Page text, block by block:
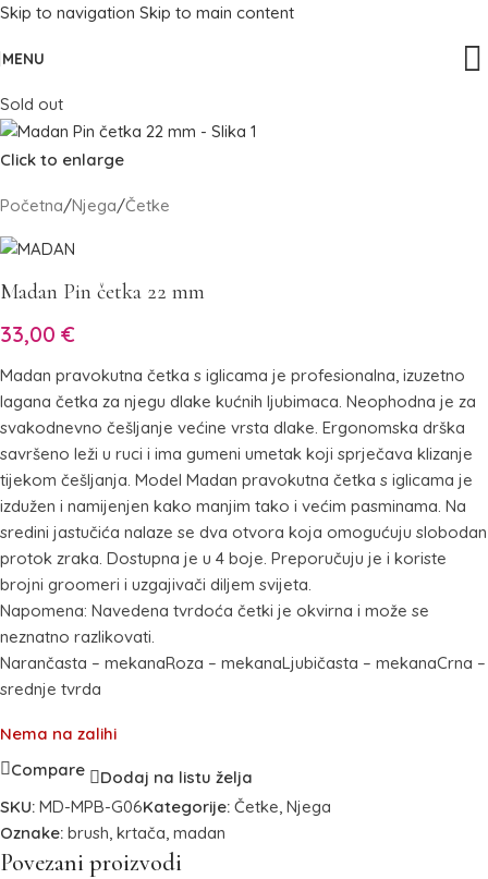
Skip to navigation Skip to main content
MENU
Sold out
Click to enlarge
Početna/Njega/Četke
Madan Pin četka 22 mm
33,00 €
Madan pravokutna četka s iglicama je profesionalna, izuzetno
lagana četka za njegu dlake kućnih ljubimaca. Neophodna je za
svakodnevno češljanje većine vrsta dlake. Ergonomska drška
savršeno leži u ruci i ima gumeni umetak koji sprječava klizanje
tijekom češljanja. Model Madan pravokutna četka s iglicama je
izdužen i namijenjen kako manjim tako i većim pasminama. Na
sredini jastučića nalaze se dva otvora koja omogućuju slobodan
protok zraka. Dostupna je u 4 boje. Preporučuju je i koriste
brojni groomeri i uzgajivači diljem svijeta.
Napomena: Navedena tvrdoća četki je okvirna i može se
neznatno razlikovati.
Narančasta – mekanaRoza – mekanaLjubičasta – mekanaCrna –
srednje tvrda
Nema na zalihi
Compare
Dodaj na listu želja
SKU: MD-MPB-G06Kategorije: Četke, Njega
Oznake: brush, krtača, madan
Povezani proizvodi